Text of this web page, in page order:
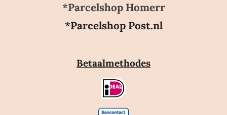
*Parcelshop Homerr
*Parcelshop Post.nl
Betaalmethodes